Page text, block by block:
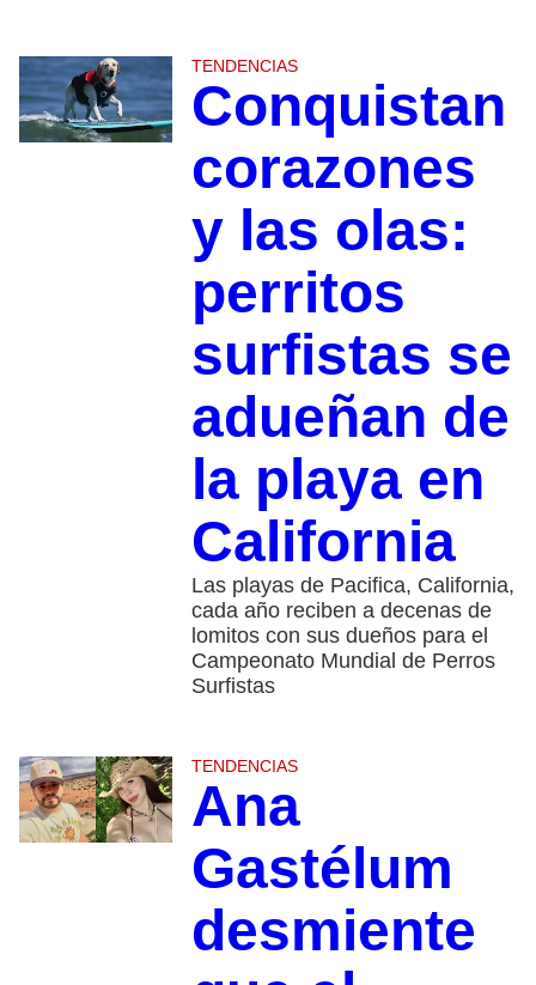
TENDENCIAS
Conquistan
corazones
y las olas:
perritos
surfistas se
adueñan de
la playa en
California
Las playas de Pacifica, California,
cada año reciben a decenas de
lomitos con sus dueños para el
Campeonato Mundial de Perros
Surfistas
TENDENCIAS
Ana
Gastélum
desmiente